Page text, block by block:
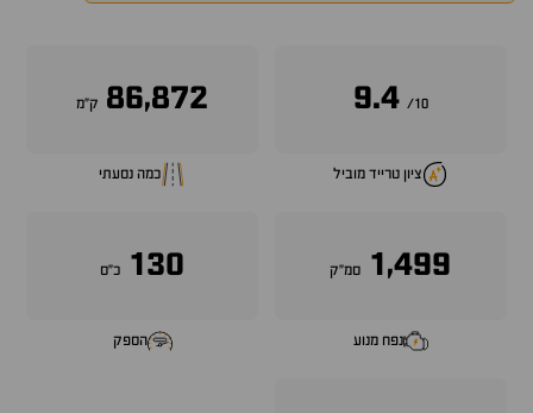
10/
9.4
ציון טרייד מוביל
86,872 ק״מ
כמה נסעתי
1,499 סמ״ק
נפח מנוע
130 כ״ס
הספק